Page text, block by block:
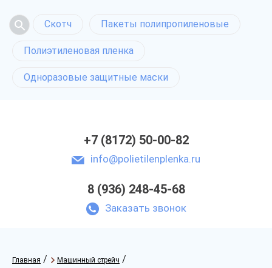
Скотч Пакеты полипропиленовые
Полиэтиленовая пленка
Одноразовые защитные маски
+7 (8172) 50-00-82
info@polietilenplenka.ru
8 (936) 248-45-68
Заказать звонок
Главная / Машинный стрейч /